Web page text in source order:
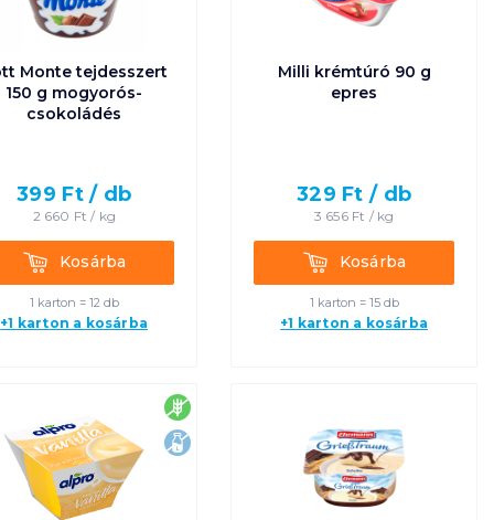
Monte tejdesszert
150 g mogyorós-
csokoládés
399 Ft / db
2 660 Ft / kg
KosárbaKosárba
1 karton = 12 db
+1 karton a kosárba
Milli krémtúró 90 g
epres
329 Ft / db
3 656Ft / kg
KosárbaKosárba
1 karton = 15 db
+1 karton a kosárba
gluténmentes
laktózmentes